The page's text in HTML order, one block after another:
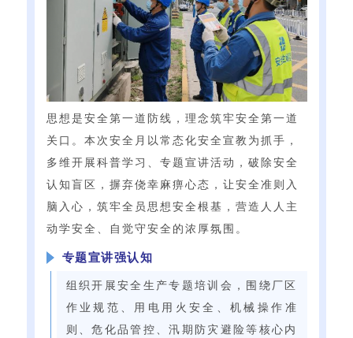
思想是安全第一道防线，理念筑牢安全第一道
关口。本次安全月以常态化安全宣教为抓手，
多维开展科普学习、专题宣讲活动，破除安全
认知盲区，摒弃侥幸麻痹心态，让安全准则入
脑入心，筑牢全员思想安全根基，营造人人主
动学安全、自觉守安全的浓厚氛围。
专题宣讲强认知
组织开展安全生产专题培训会，围绕厂区
作业规范、用电用火安全、机械操作准
则、危化品管控、汛期防灾避险等核心内